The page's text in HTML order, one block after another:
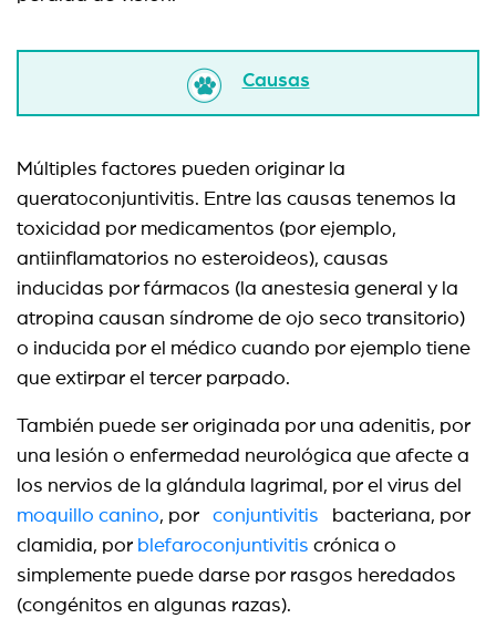
Causas
Múltiples factores pueden originar la
queratoconjuntivitis. Entre las causas tenemos la
toxicidad por medicamentos (por ejemplo,
antiinflamatorios no esteroideos), causas
inducidas por fármacos (la anestesia general y la
atropina causan síndrome de ojo seco transitorio)
o inducida por el médico cuando por ejemplo tiene
que extirpar el tercer parpado.
También puede ser originada por una adenitis, por
una lesión o enfermedad neurológica que afecte a
los nervios de la glándula lagrimal, por el virus del
moquillo canino, por conjuntivitis
bacteriana, por
clamidia, por blefaroconjuntivitis crónica o
simplemente puede darse por rasgos heredados
(congénitos en algunas razas).